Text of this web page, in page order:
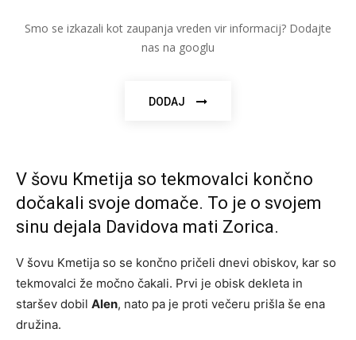
Smo se izkazali kot zaupanja vreden vir informacij? Dodajte
nas na googlu
DODAJ
V šovu Kmetija so tekmovalci končno
dočakali svoje domače. To je o svojem
sinu dejala Davidova mati Zorica.
V šovu Kmetija so se končno pričeli dnevi obiskov, kar so
tekmovalci že močno čakali. Prvi je obisk dekleta in
staršev dobil Alen, nato pa je proti večeru prišla še ena
družina.